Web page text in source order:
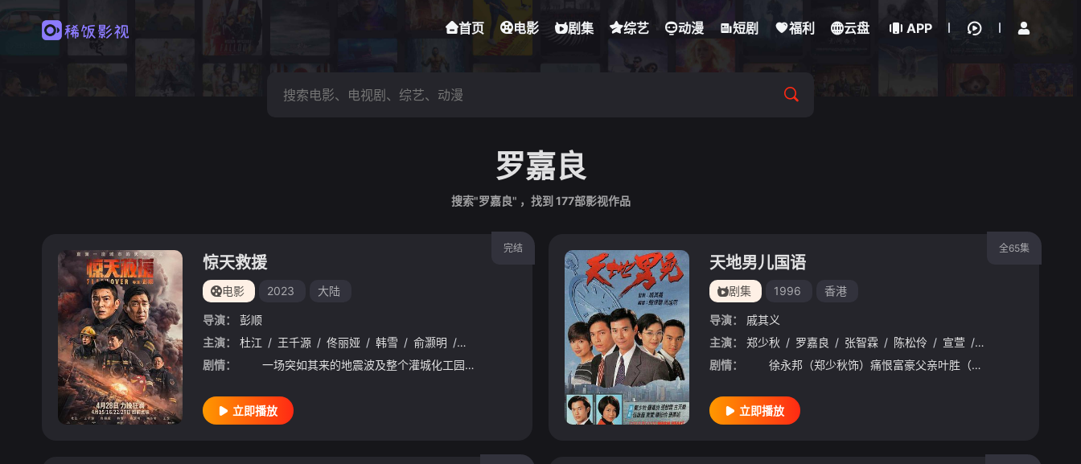
首页 电影 剧集 综艺 动漫 短剧 福利 云盘 APP
罗嘉良
搜索"罗嘉良" ，找到 177部影视作品
完结
惊天救援
电影 2023 大陆
导演：
彭顺
主演：
杜江 / 王千源 / 佟丽娅 / 韩雪 / 俞灏明 / 韩东君 蒋梦婕 / 胡军 / 徐正溪 / 罗嘉良 / 苏岩 / 丁海峰 / 印小天 / 张扬 / 李光复 / 郑中玉
剧情：
一场突如其来的地震波及整个灌城化工园区，管道泄漏触发爆炸不断。浓烟滚滚、火光冲天，灾难迅速升级，如果任其蔓延，整座城市将被夷为平地……面对要救火又要救人的严峻考验，消防救援站一众队员第一时间奔赴重
立即播放
全65集
天地男儿国语
剧集 1996 香港
导演：
戚其义
主演：
郑少秋 / 罗嘉良 / 张智霖 / 陈松伶 / 宣萱 / 古天乐
剧情：
徐永邦（郑少秋饰）痛恨富豪父亲叶胜（关海山饰）当年抛妻弃子。自小被养父徐坚（鲍方饰）培养，后来加入了警队，而徐坚的亲生儿子嘉立（罗嘉良饰）也成为了警察，不久更晋升为高级督察。 永邦同夫异母的弟弟
立即播放